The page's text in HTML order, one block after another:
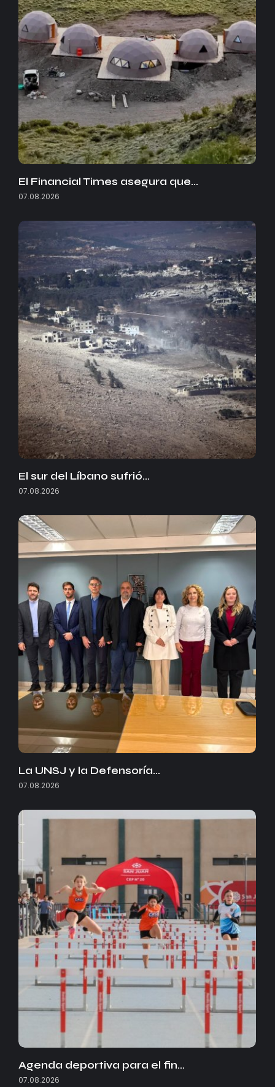
El Financial Times asegura que…
07.08.2026
El sur del Líbano sufrió…
07.08.2026
La UNSJ y la Defensoría…
07.08.2026
Agenda deportiva para el fin…
07.08.2026